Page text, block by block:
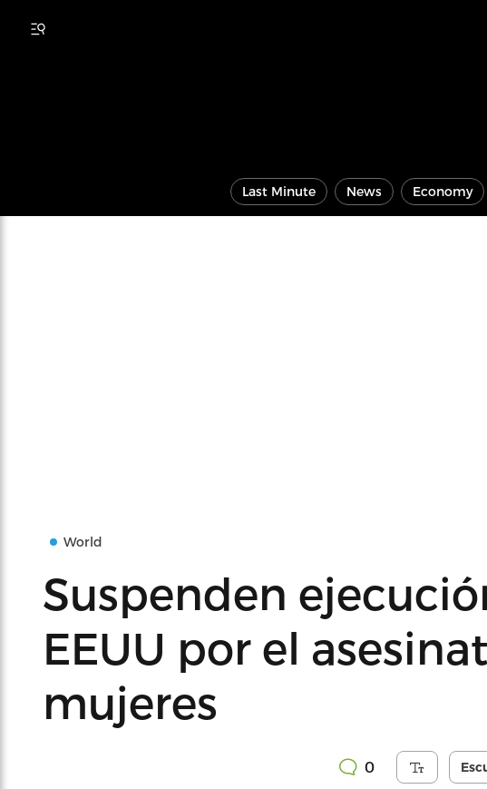
Last Minute News Economy
World
Suspenden
EEUU por el
mujeres
0